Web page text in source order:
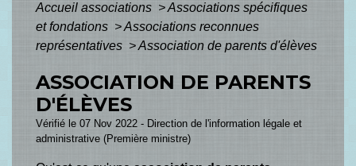
Accueil associations >Associations spécifiques
et fondations >Associations reconnues
représentatives >Association de parents d'élèves
ASSOCIATION DE PARENTS
D'ÉLÈVES
Vérifié le 07 Nov 2022 - Direction de l'information légale et
administrative (Première ministre)